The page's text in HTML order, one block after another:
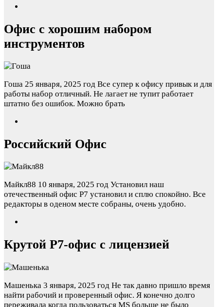
Офис с хорошим набором
инструментов
Гоша 25 января, 2025 год Все супер к офису привык и для
работы набор отличный. Не лагает не тупит работает
штатно без ошибок. Можно брать
Российский Офис
Майкл88 10 января, 2025 год Установил наш
отечественный офис Р7 установил и сплю спокойно. Все
редакторы в оденом месте собраны, очень удобно.
Крутой Р7-офис с лицензией
Машенька 3 января, 2025 год Не так давно пришло время
найти рабочий и проверенный офис. Я конечно долго
переживала когда пользоваться MS больше не было